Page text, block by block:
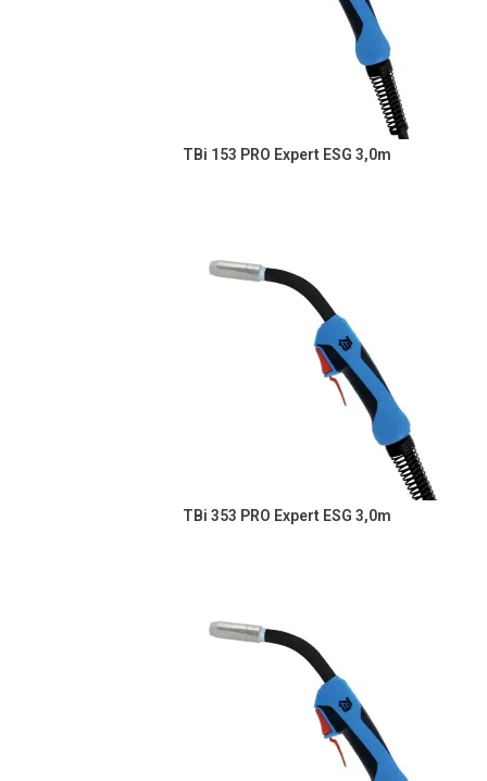
TBi 153 PRO Expert ESG 3,0m
TBi 353 PRO Expert ESG 3,0m